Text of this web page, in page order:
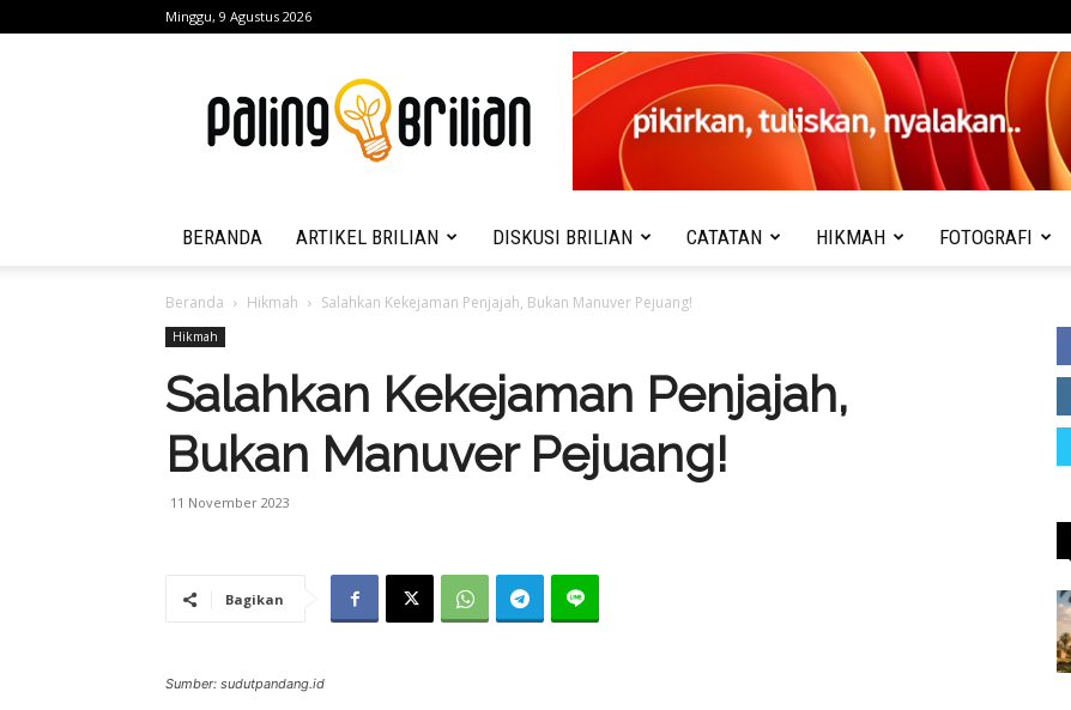
Minggu, 9 Agustus 2026
Paling
Brilian
BERANDA ARTIKEL BRILIAN DISKUSI BRILIAN CATATAN HIKMAH FOTOGRAFI
Beranda Hikmah Salahkan Kekejaman Penjajah, Bukan Manuver Pejuang!
Hikmah
Salahkan Kekejaman Penjajah,
Bukan Manuver Pejuang!
11 November 2023
Bagikan
Sumber: sudutpandang.id